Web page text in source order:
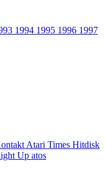
1994 1995 1996 1997
Atari Times Hitdisk
Up atos